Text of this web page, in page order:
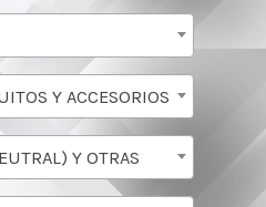
Y ACCESORIOS
Y OTRAS